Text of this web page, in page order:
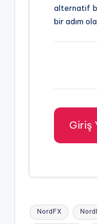
alternatif
bir adım
Giriş
Tags:
NordFX